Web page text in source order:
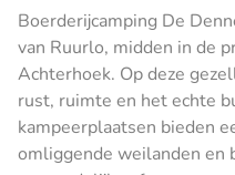
Boerderijcamping De
van Ruurlo, midden in de
Achterhoek. Op deze
rust, ruimte en het echte
kampeerplaatsen bieden
omliggende weilanden en